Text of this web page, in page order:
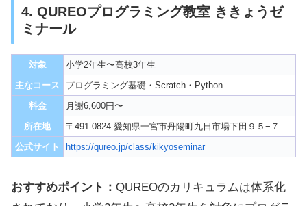
4. QUREOプログラミング教室 ききょうゼ
ミナール
対象
小学2年生〜高校3年生
主なコース
プログラミング基礎・Scratch・Python
料金
月謝6,600円〜
所在地
〒491-0824 愛知県一宮市丹陽町九日市場下田９５−７
公式サイト
https://qureo.jp/class/kikyoseminar
おすすめポイント： QUREOのカリキュラムは体系化